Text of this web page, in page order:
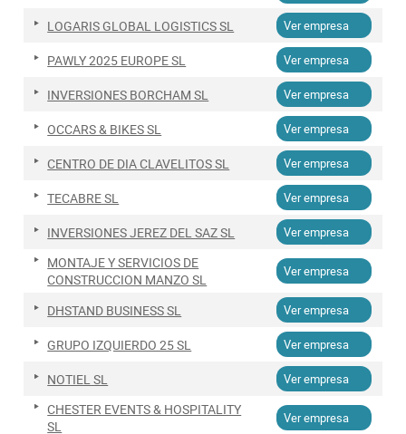
LOGARIS GLOBAL LOGISTICS SL Ver empresa
PAWLY 2025 EUROPE SL Ver empresa
INVERSIONES BORCHAM SL Ver empresa
OCCARS & BIKES SL Ver empresa
CENTRO DE DIA CLAVELITOS SL Ver empresa
TECABRE SL Ver empresa
INVERSIONES JEREZ DEL SAZ SL Ver empresa
MONTAJE Y SERVICIOS DE
CONSTRUCCION MANZO SL
Ver empresa
DHSTAND BUSINESS SL Ver empresa
GRUPO IZQUIERDO 25 SL Ver empresa
NOTIEL SL Ver empresa
CHESTER EVENTS & HOSPITALITY
SL
Ver empresa